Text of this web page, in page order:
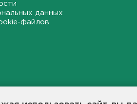
данных
файлов
области, экономической и